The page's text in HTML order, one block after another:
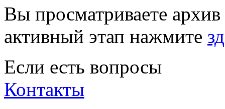
Вы просматриваете
активный этап нажмите
Если есть вопросы
Контакты